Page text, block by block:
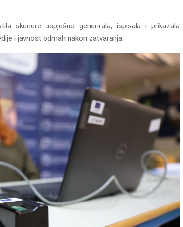
skenere uspješno generirala, ispisala i prikazala
i javnost odmah nakon zatvaranja.